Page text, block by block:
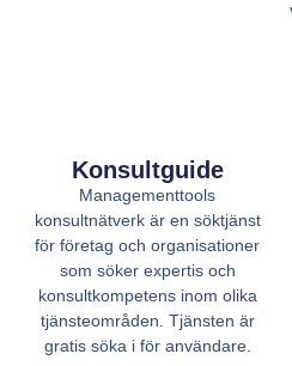
Konsultguide
Managementtools
konsultnätverk är en söktjänst
för företag och organisationer
som söker expertis och
konsultkompetens inom olika
tjänsteområden. Tjänsten är
gratis söka i för användare.